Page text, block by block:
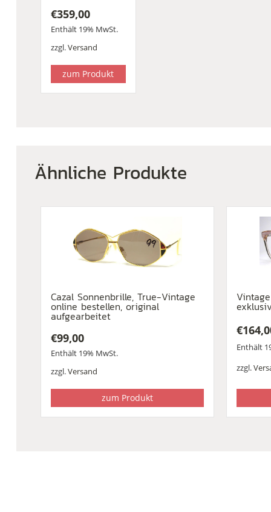
€359,00
Enthält 19% MwSt.
zzgl.Versand
zum Produkt
Ähnliche Produkte
Cazal Sonnenbrille, True-Vintage
online bestellen, original
aufgearbeitet
€99,00
Enthält 19% MwSt.
zzgl.Versand
zum Produkt
€
Enthält
zzgl.